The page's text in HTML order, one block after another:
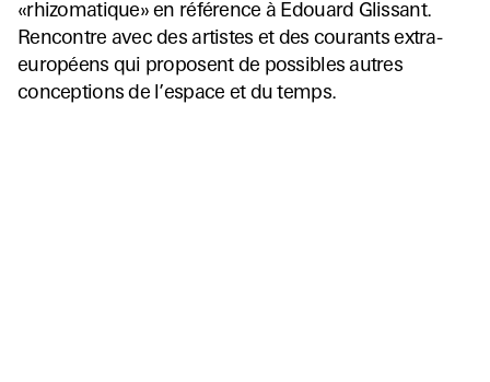
«rhizomatique» en référence à Edouard Glissant.
Rencontre avec des artistes et des courants extra-
européens qui proposent de possibles autres
conceptions de l’espace et du temps.